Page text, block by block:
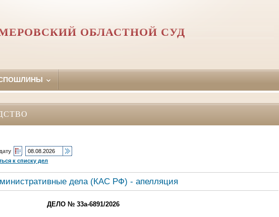
ОБЛАСТНОЙ СУД
к списку дел
дела (КАC РФ) - апелляция
ДЕЛО № 33а-6891/2026